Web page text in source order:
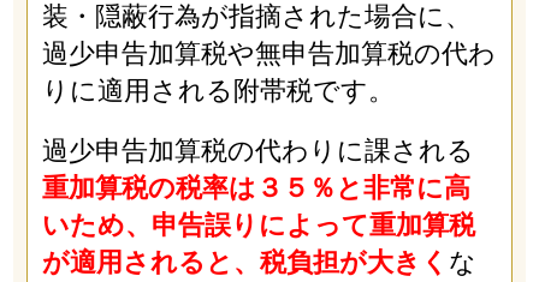
装・隠蔽行為が指摘された場合に、
過少申告加算税や無申告加算税の代わ
りに適用される附帯税です。
過少申告加算税の代わりに課される
重加算税の税率は３５％と非常に高
いため、申告誤りによって重加算税
が適用されると、税負担が大きく な